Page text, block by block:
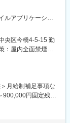
末はMacBook
て、会社のビジネ
築に携わり、技術
ルアプリケーショ
、当社のデジタル
いただきます。
計・開発・運用
ス向上
築を行い、クレジ
央区今橋4-5-15 勤
：屋内全面禁煙変
ク含む）
月給制補足事項な
900,000円固定残業